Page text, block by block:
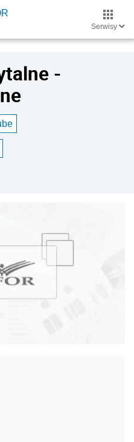
Serwisy
-